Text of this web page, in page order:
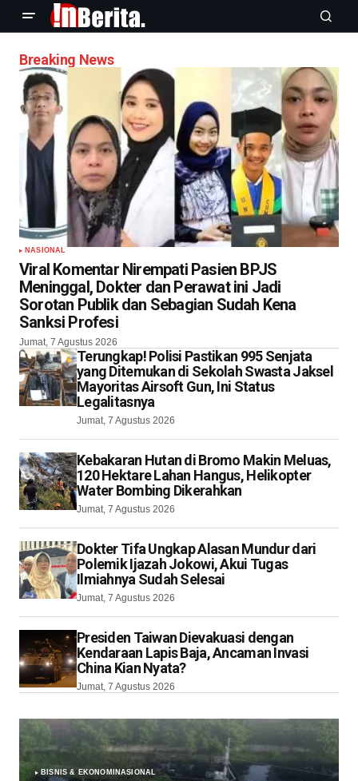
Breaking News
NASIONAL
Viral Komentar Nirempati Pasien BPJS
Meninggal, Dokter dan Perawat ini Jadi
Sorotan Publik dan Sebagian Sudah Kena
Sanksi Profesi
Jumat, 7 Agustus 2026
Terungkap! Polisi Pastikan 995 Senjata
yang Ditemukan di Sekolah Swasta Jaksel
Mayoritas Airsoft Gun, Ini Status
Legalitasnya
Jumat, 7 Agustus 2026
Kebakaran Hutan di Bromo Makin Meluas,
120 Hektare Lahan Hangus, Helikopter
Water Bombing Dikerahkan
Jumat, 7 Agustus 2026
Dokter Tifa Ungkap Alasan Mundur dari
Polemik Ijazah Jokowi, Akui Tugas
Ilmiahnya Sudah Selesai
Jumat, 7 Agustus 2026
Presiden Taiwan Dievakuasi dengan
Kendaraan Lapis Baja, Ancaman Invasi
China Kian Nyata?
Jumat, 7 Agustus 2026
BISNIS & EKONOMI NASIONAL